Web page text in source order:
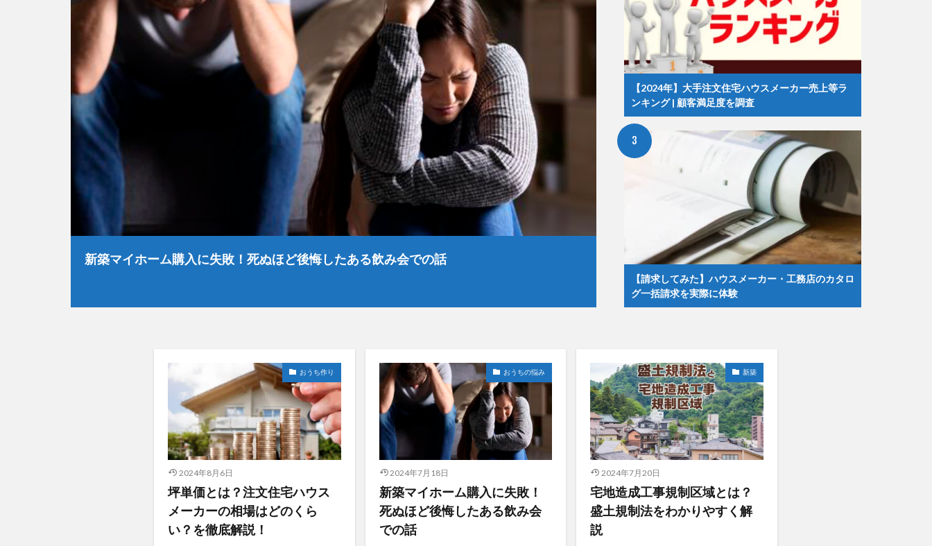
新築マイホーム購入に失敗！死ぬほど後悔したある飲み会での話
【2024年】大手注文住宅ハウスメーカー売上等ラ
ンキング | 顧客満足度を調査
【請求してみた】ハウスメーカー・工務店のカタロ
グ一括請求を実際に体験
おうち作り
2024年8月6日
坪単価とは？注文住宅ハウス
メーカーの相場はどのくら
い？を徹底解説！
おうちの悩み
2024年7月18日
新築マイホーム購入に失敗！
死ぬほど後悔したある飲み会
での話
新築
2024年7月20日
宅地造成工事規制区域とは？
盛土規制法をわかりやすく解
説